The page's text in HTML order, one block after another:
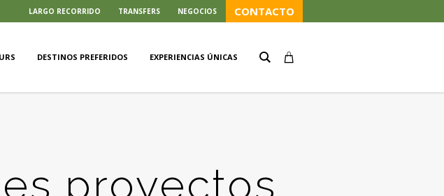
LARGO RECORRIDO TRANSFERS NEGOCIOS CONTACTO
DESTINOS PREFERIDOS EXPERIENCIAS ÚNICAS
proyectos